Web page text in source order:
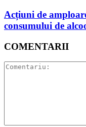
Acțiuni de
consumului de
COMENTARII